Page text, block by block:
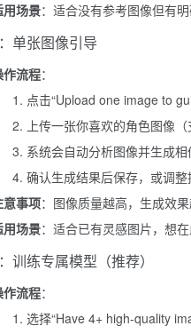
用场景：适合没有参考图像但有明
单张图像引导
作流程：
点击“Upload one image to
上传一张你喜欢的角色图像
系统会自动分析图像并生成相
确认生成结果后保存，或调整
意事项：图像质量越高，生成效
用场景：适合已有灵感图片，想
训练专属模型（推荐）
作流程：
选择“Have 4+ high-quality